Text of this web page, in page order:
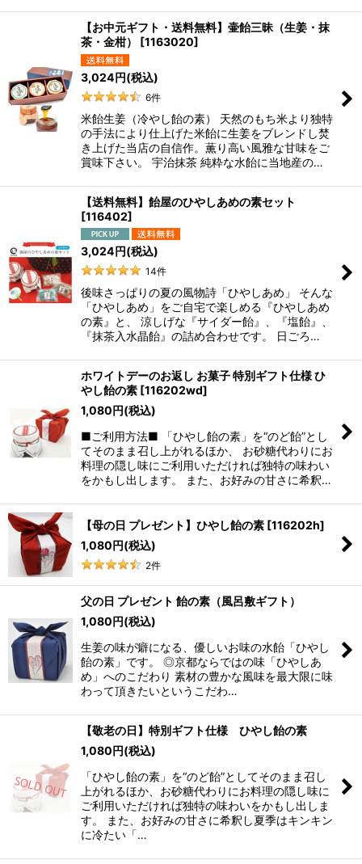
【お中元ギフト・送料無料】壷飴三昧（生姜・抹
茶・金柑）
[1163020]
3,024円(税込)
6件
米飴生姜（冷やし飴の素） 天然のもち米より独特
の手法により仕上げた米飴に生姜をブレンドし焚
き上げた当店の自信作。薫り高い風雅な甘味をご
賞味下さい。 宇治抹茶 純粋な水飴に当地産の…
【送料無料】飴屋のひやしあめの素セット
[116402]
3,024 円(税込)
14件
後味さっぱりの夏の風物詩「ひやしあめ」 そんな
「ひやしあめ」をご自宅で楽しめる『ひやしあめ
の素』と、 涼しげな『サイダー飴』、『塩飴』、
『抹茶入水晶飴』の詰め合わせです。 日ごろ…
ホワイトデーのお返し お菓子 特別ギフト仕様 ひ
やし飴の素 [116202wd]
1,080円(税込)
■ご利用方法■ 「ひやし飴の素」を“のど飴”とし
てそのまま召し上がれるほか、 お砂糖代わりにお
料理の隠し味にご利用いただければ独特の味わい
をかもし出します。 また、お好みの甘さに希釈…
【母の日 プレゼント】ひやし飴の素 [116202h]
1,080円(税込)
2件
父の日 プレゼント 飴の素（風呂敷ギフト）
1,080円(税込)
生姜の味が癖になる、優しいお味の水飴「ひやし
飴の素」です。 ◎京都ならではの味「ひやしあ
め」へのこだわり 素材の豊かな風味を最大限に味
わって頂きたいというこだわ…
【敬老の日】特別ギフト仕様 ひやし飴の素
1,080円(税込)
「ひやし飴の素」を“のど飴”としてそのまま召し
上がれるほか、お砂糖代わりにお料理の隠し味に
ご利用いただければ独特の味わいをかもし出しま
す。 また、お好みの甘さに希釈し夏季はキンキン
に冷たい「…